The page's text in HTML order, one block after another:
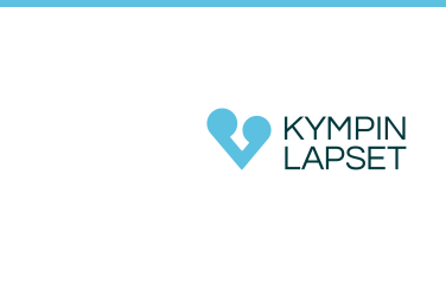
Kympin Lapset ry